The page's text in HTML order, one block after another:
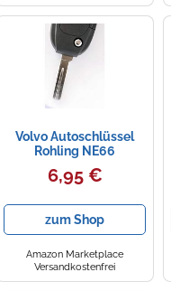
Volvo Autoschlüssel
Rohling NE66
Schlüsselrohling Bart
für C70 850 960 S70
Klappschlüssel Funk
Fernbedienung
Gehäuse Ersatz Neu
6,95 €
zum Shop
Amazon Marketplace
Versandkostenfrei